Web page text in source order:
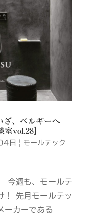
ざ、ベルギーへ
室vol.28】
日 | モールテック
今週も、モールテ
！ 先月モールテッ
ーカーである